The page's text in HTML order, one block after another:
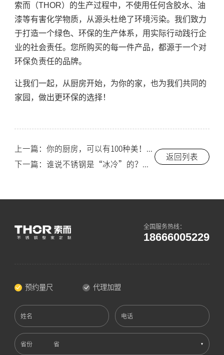
索而（THOR）的生产过程中，不使用任何含胶水、油
漆等有害化学物质，从源头杜绝了环境污染。我们致力
于打造一个绿色、环保的生产体系，用实际行动践行企
业的社会责任。您所购买的每一件产品，都源于一个对
环保负责任的品牌。
让我们一起，从厨房开始，为你的家，也为我们共同的
家园，做出更环保的选择！
返回列表
全国服务热线：
18666005229
预约量尺 代理加盟
姓名 电话
省份